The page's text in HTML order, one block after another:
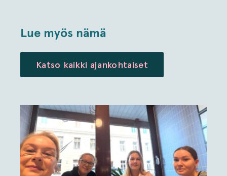
Lue myös nämä
Katso kaikki ajankohtaiset